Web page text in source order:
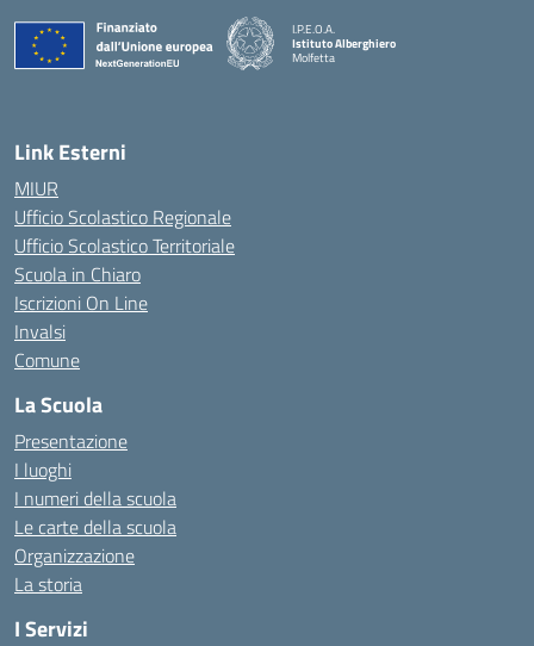
I.P.E.O.A.
Istituto Alberghiero
Molfetta
Link Esterni
MIUR
Ufficio Scolastico Regionale
Ufficio Scolastico Territoriale
Scuola in Chiaro
Iscrizioni On Line
Invalsi
Comune
La Scuola
Presentazione
I luoghi
I numeri della scuola
Le carte della scuola
Organizzazione
La storia
I Servizi